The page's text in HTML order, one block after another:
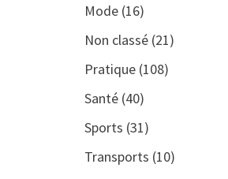
Mode(16)
Non classé(21)
Pratique(108)
Santé(40)
Sports (31)
Transports (10)